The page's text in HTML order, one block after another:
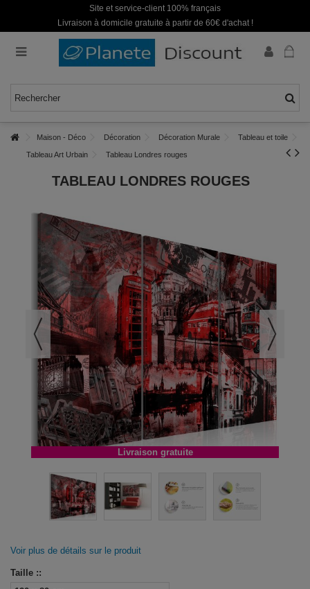
Site et service-client 100% français
Livraison à domicile gratuite à partir de 60€ d'achat !
Maison - Déco Décoration Décoration Murale Tableau et toile
Tableau Art Urbain Tableau Londres rouges
TABLEAU LONDRES ROUGES
Livraison gratuite
Voir plus de détails sur le produit
Taille ::